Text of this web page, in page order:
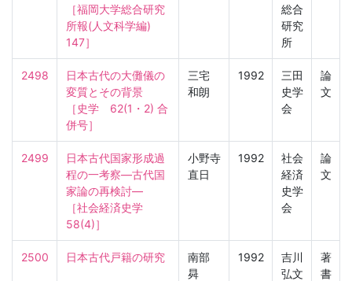
［福岡大学総合研究
所報(人文科学編)
147］
総合
研究
所
2498
日本古代の大儺儀の
変質とその背景
［史学　62(1・2) 合
併号］
三宅
和朗
1992
三田
史学
会
論
文
2499
日本古代国家形成過
程の一考察—古代国
家論の再検討—
［社会経済史学
58(4)］
小野寺
直日
1992
社会
経済
史学
会
論
文
2500 日本古代戸籍の研究
南部
曻
1992
吉川
弘文
著
書